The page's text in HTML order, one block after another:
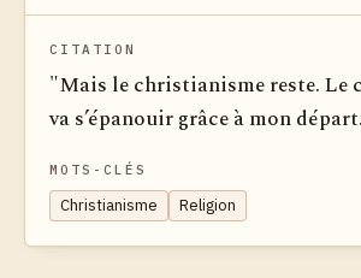
CITATION
"Mais le christianisme reste. Le
va s’épanouir grâce à mon
MOTS-CLÉS
Christianisme Religion